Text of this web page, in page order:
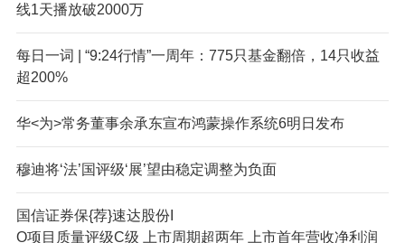
线1天播放破2000万
每日一词 | “9:24行情”一周年：775只基金翻倍，14只收益
超200%
华<为>常务董事余承东宣布鸿蒙操作系统6明日发布
穆迪将‘法’国评级‘展’望由稳定调整为负面
国信证券保{荐}速达股份I
O项目质量评级C级 上市周期超两年 上市首年营收净利润